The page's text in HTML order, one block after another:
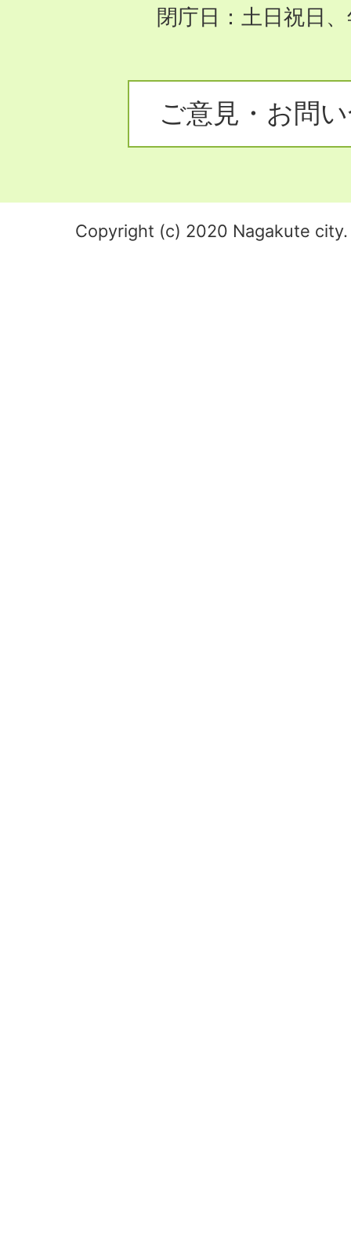
閉庁日：土日祝日
ご意見・お問
Copyright (c) 2020 Nagakute